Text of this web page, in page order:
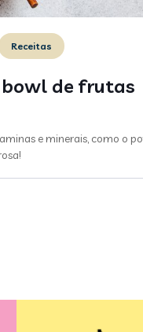
Receitas
bowl de frutas
e minerais, como o